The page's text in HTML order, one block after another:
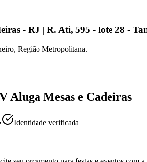
- RJ | R. Ati, 595 - lote 28 -
Região Metropolitana.
Aluga Mesas e Cadeiras
• Identidade verificada